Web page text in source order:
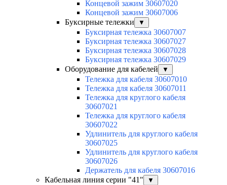
Концевой зажим 30607020
Концевой зажим 30607006
Буксирные тележки
▼
Буксирная тележка 30607007
Буксирная тележка 30607027
Буксирная тележка 30607028
Буксирная тележка 30607029
Оборудование для кабелей
▼
Тележка для кабеля 30607010
Тележка для кабеля 30607011
Тележка для круглого кабеля
30607021
Тележка для круглого кабеля
30607022
Удлинитель для круглого кабеля
30607025
Удлинитель для круглого кабеля
30607026
Держатель для кабеля 30607016
Кабельная линия серии "41"
▼